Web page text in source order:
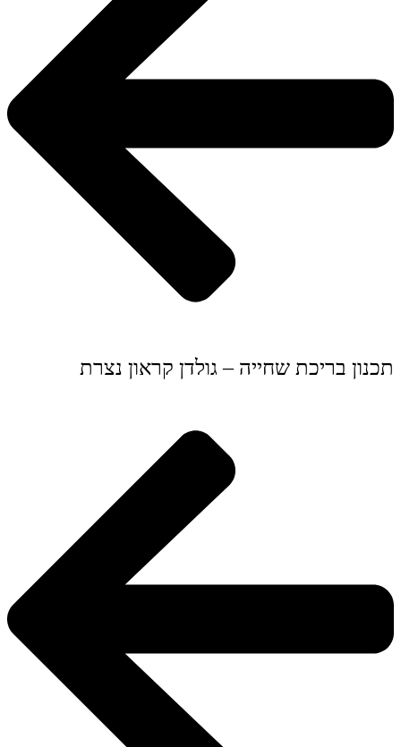
תכנון בריכת שחייה – גולדן קראון נצרת